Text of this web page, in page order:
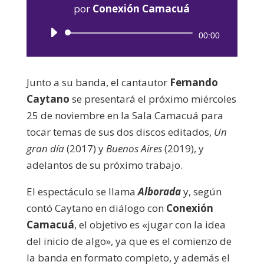
por Conexión Camacuá
Reproductor
00:00
Junto a su banda, el cantautor Fernando
Caytano se presentará el próximo miércoles
25 de noviembre en la Sala Camacuá para
tocar temas de sus dos discos editados, Un
gran día(2017) yBuenos Aires(2019), y
adelantos de su próximo trabajo.
El espectáculo se llamaAlboraday, según
contó Caytano en diálogo con Conexión
Camacuá, el objetivo es «jugar con la idea
del inicio de algo», ya que es el comienzo de
la banda en formato completo, y además el